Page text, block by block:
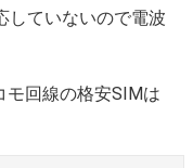
していないので電波
回線の格安SIMは